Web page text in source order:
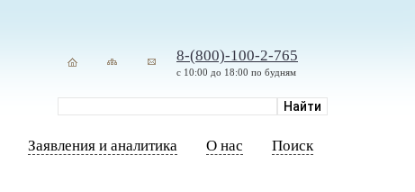
8-(800)-100-2-765
с 10:00 до 18:00 по будням
Заявления и аналитика О нас Поиск